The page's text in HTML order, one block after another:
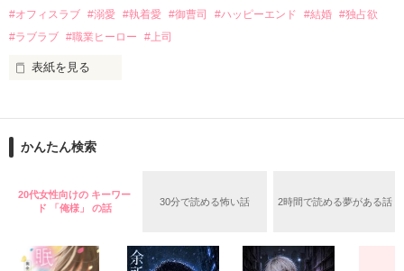
夏木美桜(なつきみお)
鳴海哲平 (なるみてっぺい)
2026.6.5～2026.7.25
＊以前、公開していた話の改稿版です＊
の関係となってしまい――？
#オフィスラブ #溺愛 #執着愛 #御曹司 #ハッピーエンド #結婚 #独占欲
#ラブラブ #職業ヒーロー #上司
表紙を見る
ションの企画戦略室で働いている。
めた、同期で恋人の石垣守（26）がいるのだが、後輩の姫原由
いた。
守と由羅から『便利屋雛子』と馬鹿にされ、一人こっそり泣い
た上、同居まで提案してきて──？
かんたん検索
20代女性向けの キーワー
ド 「俺様」 の話
30分で読める怖い話 2時間で読める夢がある話